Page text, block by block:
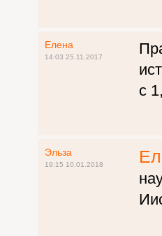
Елена
14:03 25.11.2017
с
Эльза
19:15 10.01.2018